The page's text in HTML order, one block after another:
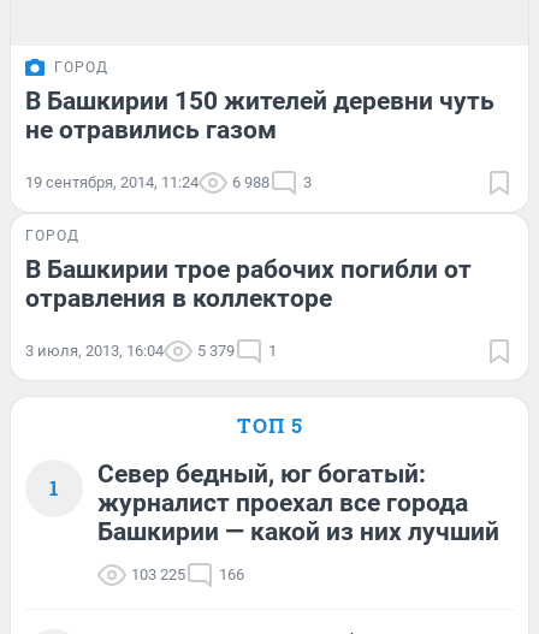
ГОРОД
В Башкирии 150 жителей деревни чуть
не отравились газом
19 сентября, 2014, 11:24 6 988 3
ГОРОД
В Башкирии трое рабочих погибли от
отравления в коллекторе
3 июля, 2013, 16:04 5 379 1
ТОП 5
1
Север бедный, юг богатый:
журналист проехал все города
Башкирии — какой из них лучший
103 225 166